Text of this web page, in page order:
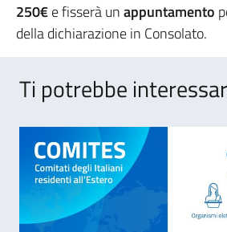
250€e fisserà unappuntamento
della dichiarazione in Consolato.
Ti potrebbe